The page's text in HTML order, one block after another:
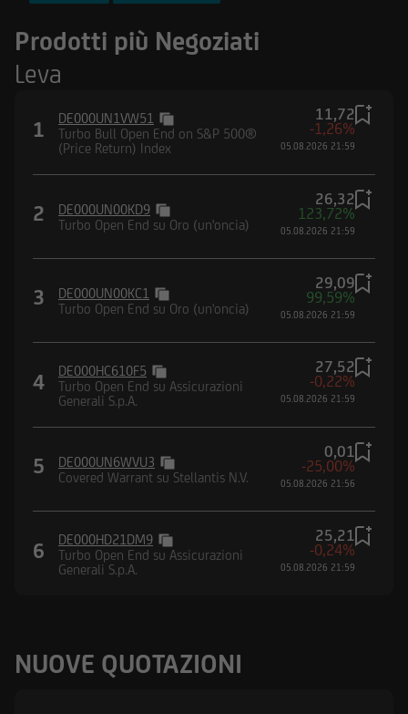
Nasdaq-100® Index
Prodotti più Negoziati
Leva
1
DE000UN1VW51
Turbo Bull Open End on S&P 500®
(Price Return) Index
11,72
-1,26%
05.08.2026 21:59
2
DE000UN00KD9
Turbo Open End su Oro (un'oncia)
26,32
123,72%
05.08.2026 21:59
3
DE000UN00KC1
Turbo Open End su Oro (un'oncia)
29,09
99,59%
05.08.2026 21:59
4
DE000HC610F5
Turbo Open End su Assicurazioni
Generali S.p.A.
27,52
-0,22%
05.08.2026 21:59
5
DE000UN6WVU3
Covered Warrant su Stellantis N.V.
0,01
-25,00%
05.08.2026 21:56
6
DE000HD21DM9
Turbo Open End su Assicurazioni
Generali S.p.A.
25,21
-0,24%
05.08.2026 21:59
NUOVE QUOTAZIONI